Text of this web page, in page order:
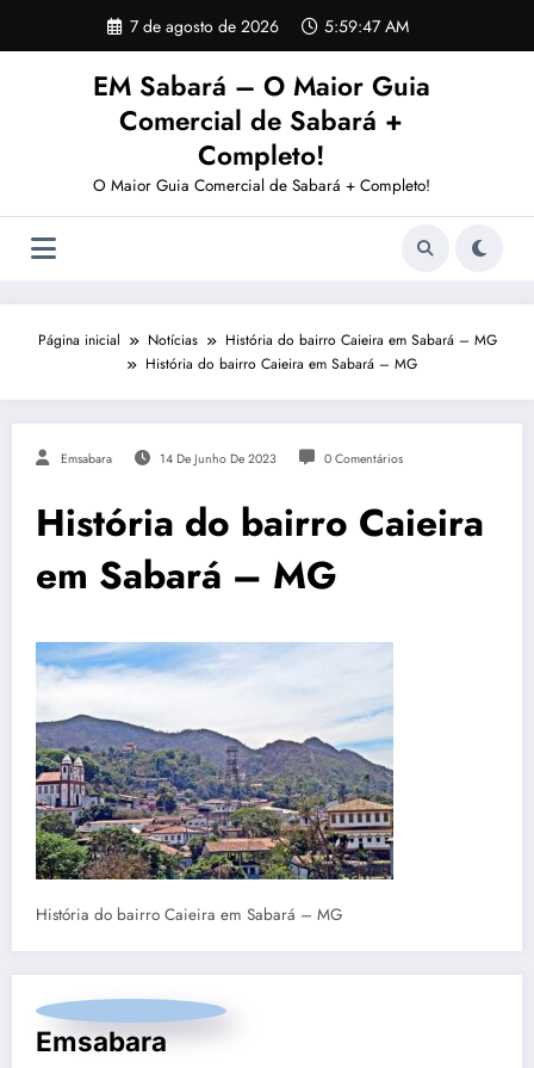
o
7 de agosto de 2026 5:59:47 AM
EM Sabará – O Maior Guia
Comercial de Sabará +
Completo!
O Maior Guia Comercial de Sabará + Completo!
Página inicial Notícias
História do bairro Caieira em Sabará – MG
História do bairro Caieira em Sabará – MG
Emsabara 14 De Junho De 2023 0 Comentários
História do bairro Caieira
em Sabará – MG
História do bairro Caieira em Sabará – MG
Emsabara